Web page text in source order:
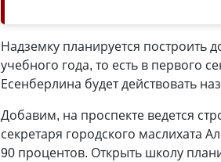
Надземку планируется построить
учебного года, то есть в первого
Есенберлина будет действовать
Добавим, на проспекте ведется
секретаря городского маслихата
90 процентов. Открыть школу